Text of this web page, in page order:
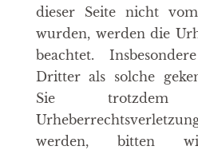
dieser Seite nicht
wurden, werden die
beachtet.
Dritter als solche
Sie
werden, bitten